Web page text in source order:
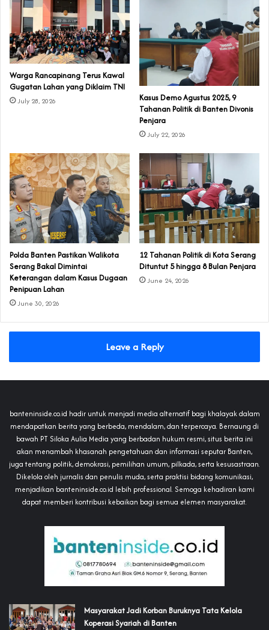
‎Warga Rancapinang Terus Kawal
Gugatan Lahan yang Diklaim TNI‎‎
July 28, 2026
‎Kasus Demo Agustus 2025, 9
Tahanan Politik di Banten Divonis
Penjara
July 22, 2026
Polda Banten Pastikan Walikota
Serang Bakal Dimintai
Keterangan dalam Kasus Dugaan
Penipuan Lahan
June 30, 2026
‎12 Tahanan Politik di Kota Serang
Dituntut 5 hingga 8 Bulan Penjara‎‎
June 24, 2026
Leave a Reply
banteninside.co.id hadir untuk menjadi media alternatif bagi khalayak dalam
mendapatkan berita yang berbeda, mendalam, dan terpercaya. Bernaung di
bawah PT Siloka Aulia Media yang berbadan hukum resmi, situs berita ini
akan menambah khasanah pengetahuan dan informasi seputar Banten,
juga tentang politik, demokrasi, pemilihan umum, pilkada, serta kesusastraan.
Dikelola oleh jurnalis dan penulis muda, serta praktisi bidang komunikasi,
menjadikan banteninside.co.id lebih professional. Semoga kehadiran kami
dapat memberi kontribusi kebaikan bagi semua elemen masyarakat.
‎Masyarakat Jadi Korban Buruknya Tata Kelola
Koperasi Syariah di Banten